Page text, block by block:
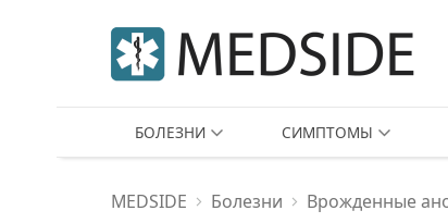
БОЛЕЗНИ СИМПТОМЫ
MEDSIDE Болезни Врожденные